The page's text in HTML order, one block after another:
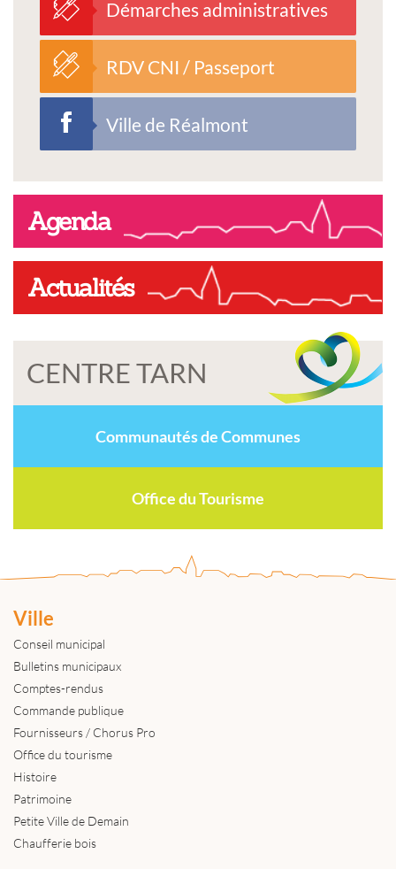
Démarches administratives
RDV CNI / Passeport
Ville de Réalmont
Agenda
Actualités
CENTRE TARN
Communautés de Communes
Office du Tourisme
Ville
Conseil municipal
Bulletins municipaux
Comptes-rendus
Commande publique
Fournisseurs / Chorus Pro
Office du tourisme
Histoire
Patrimoine
Petite Ville de Demain
Chaufferie bois